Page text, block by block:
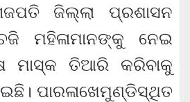
ଜିଲ୍ଲା ପ୍ରଶାସନ
ମହିଳାମାନଙ୍କୁ ନେଇ
ତିଆରି କରିବାକୁ
ପାରଳାଖେମୁଣ୍ଡିସ୍ଥିତ